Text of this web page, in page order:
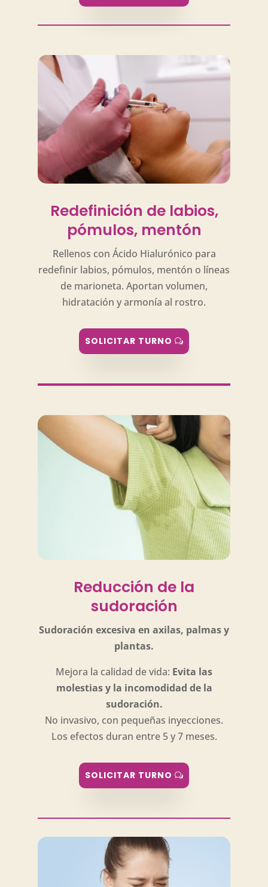
Redefinición de labios,
pómulos, mentón
Rellenos con Ácido Hialurónico para
redefinir labios, pómulos, mentón o líneas
de marioneta. Aportan volumen,
hidratación y armonía al rostro.
SOLICITAR TURNO
Reducción de la
sudoración
Sudoración excesiva en axilas, palmas y
plantas.
Mejora la calidad de vida: Evita las
molestias y la incomodidad de la
sudoración.
No invasivo, con pequeñas inyecciones.
Los efectos duran entre 5 y 7 meses.
SOLICITAR TURNO